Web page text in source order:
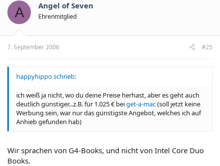
A Angel of Seven
Ehrenmitglied
7. September 2006 #25
happyhippo schrieb:
ich weiß ja nicht, wo du deine Preise herhast, aber es geht auch
deutlich günstiger...z.B. für 1.025 € beiget-a-mac(soll jetzt keine
Werbung sein, war nur das günstigste Angebot, welches ich auf
Anhieb gefunden hab)
Wir sprachen von G4-Books, und nicht von Intel Core Duo
Books.